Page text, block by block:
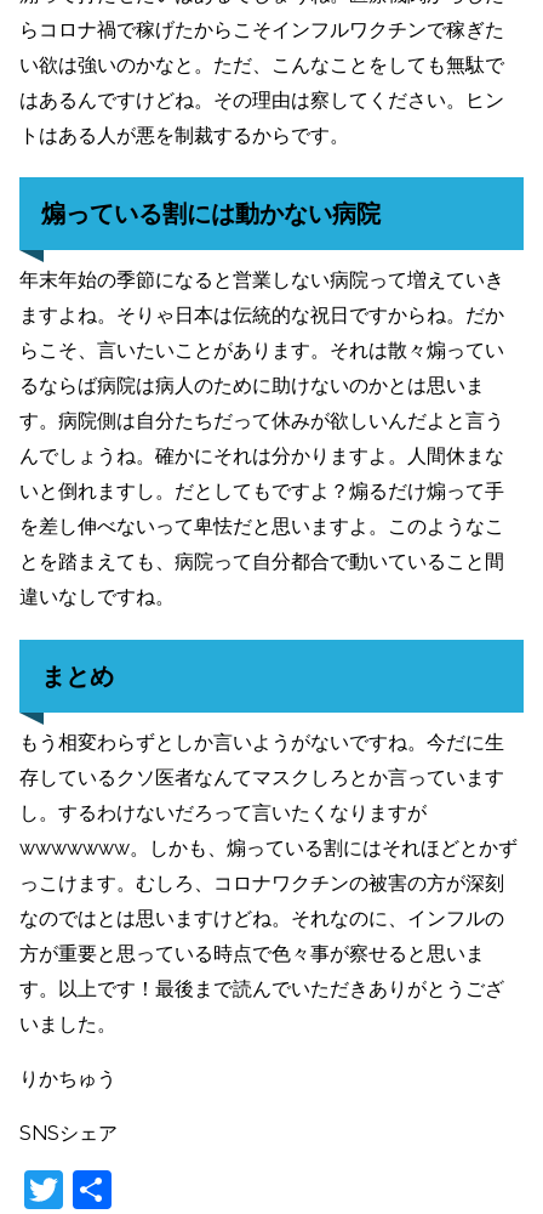
らコロナ禍で稼げたからこそインフルワクチンで稼ぎた
い欲は強いのかなと。ただ、こんなことをしても無駄で
はあるんですけどね。その理由は察してください。ヒン
トはある人が悪を制裁するからです。
煽っている割には動かない病院
年末年始の季節になると営業しない病院って増えていき
ますよね。そりゃ日本は伝統的な祝日ですからね。だか
らこそ、言いたいことがあります。それは散々煽ってい
るならば病院は病人のために助けないのかとは思いま
す。病院側は自分たちだって休みが欲しいんだよと言う
んでしょうね。確かにそれは分かりますよ。人間休まな
いと倒れますし。だとしてもですよ？煽るだけ煽って手
を差し伸べないって卑怯だと思いますよ。このようなこ
とを踏まえても、病院って自分都合で動いていること間
違いなしですね。
まとめ
もう相変わらずとしか言いようがないですね。今だに生
存しているクソ医者なんてマスクしろとか言っています
し。するわけないだろって言いたくなりますが
wwwwwww。しかも、煽っている割にはそれほどとかず
っこけます。むしろ、コロナワクチンの被害の方が深刻
なのではとは思いますけどね。それなのに、インフルの
方が重要と思っている時点で色々事が察せると思いま
す。以上です！最後まで読んでいただきありがとうござ
いました。
りかちゅう
SNSシェア
T